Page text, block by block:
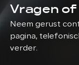
Vragen of
Neem gerust
pagina,
verder.